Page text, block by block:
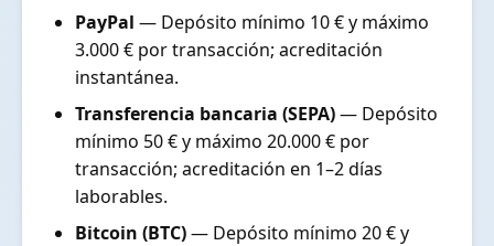
PayPal — Depósito mínimo 10 € y máximo
3.000 € por transacción; acreditación
instantánea.
Transferencia bancaria (SEPA)— Depósito
mínimo 50 € y máximo 20.000 € por
transacción; acreditación en 1–2 días
laborables.
Bitcoin (BTC)— Depósito mínimo 20 € y